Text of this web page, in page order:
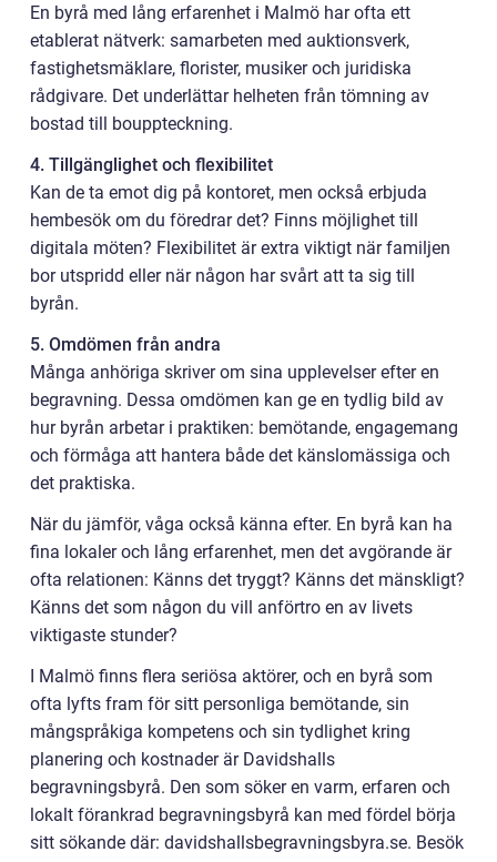
En byrå med lång erfarenhet i Malmö har ofta ett
etablerat nätverk: samarbeten med auktionsverk,
fastighetsmäklare, florister, musiker och juridiska
rådgivare. Det underlättar helheten från tömning av
bostad till bouppteckning.
4. Tillgänglighet och flexibilitet
Kan de ta emot dig på kontoret, men också erbjuda
hembesök om du föredrar det? Finns möjlighet till
digitala möten? Flexibilitet är extra viktigt när familjen
bor utspridd eller när någon har svårt att ta sig till
byrån.
5. Omdömen från andra
Många anhöriga skriver om sina upplevelser efter en
begravning. Dessa omdömen kan ge en tydlig bild av
hur byrån arbetar i praktiken: bemötande, engagemang
och förmåga att hantera både det känslomässiga och
det praktiska.
När du jämför, våga också känna efter. En byrå kan ha
fina lokaler och lång erfarenhet, men det avgörande är
ofta relationen: Känns det tryggt? Känns det mänskligt?
Känns det som någon du vill anförtro en av livets
viktigaste stunder?
I Malmö finns flera seriösa aktörer, och en byrå som
ofta lyfts fram för sitt personliga bemötande, sin
mångspråkiga kompetens och sin tydlighet kring
planering och kostnader är Davidshalls
begravningsbyrå. Den som söker en varm, erfaren och
lokalt förankrad begravningsbyrå kan med fördel börja
sitt sökande där: davidshallsbegravningsbyra.se. Besök